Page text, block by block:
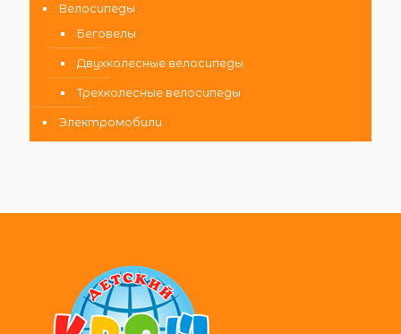
Велосипеды
Беговелы
Двухколесные велосипеды
Трехколесные велосипеды
Электромобили